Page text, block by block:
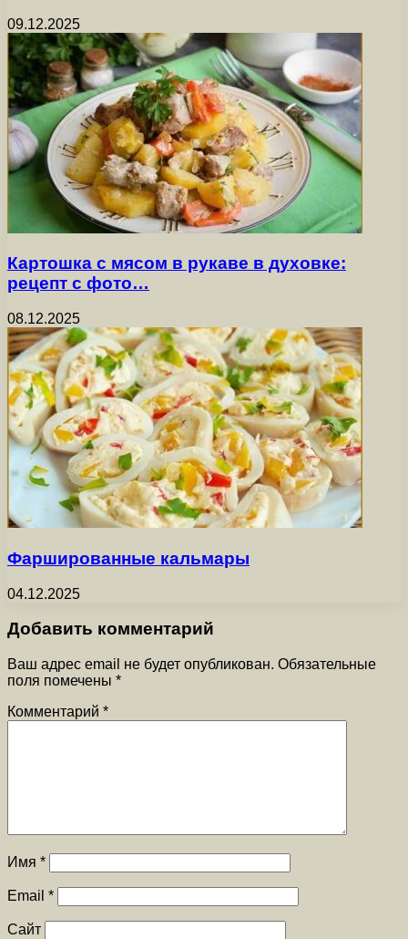
09.12.2025
Картошка с мясом в рукаве в духовке:
рецепт с фото…
08.12.2025
Фаршированные кальмары
04.12.2025
Добавить комментарий
Ваш адрес email не будет опубликован. Обязательные
поля помечены *
Комментарий *
Имя *
Email *
Сайт